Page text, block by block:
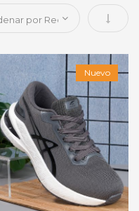
Fijar
Nuevo